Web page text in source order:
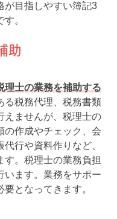
が目指しやすい簿記3
。
助
理士の業務を補助する
る税務代理、税務書類
えませんが、税理士の
の作成やチェック、会
行や資料作りなど、
す。税理士の業務負担
います。業務をサポー
となってきます。